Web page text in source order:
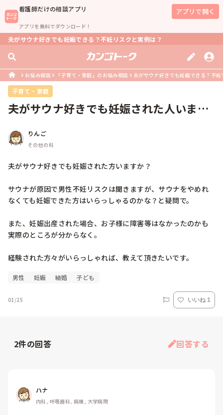
看護師だけの相談アプリ
アプリを無料でダウンロード！
アプリで開く
夫がサウナ好きでも妊娠できる？不妊リスクと実例は？
お悩み相談 「子育て・家庭」のお悩み相談 夫がサウナ好きでも妊娠できる？不
子育て・家庭
夫がサウナ好きでも妊娠された人います
りんご
その他の科
夫がサウナ好きでも妊娠された方いますか？
サウナが原因で男性不妊リスクは聞きますが、サウナをやめれ
なくても妊娠できた方はいらっしゃるのかな？と疑問で。
また、妊娠出産された場合、お子様に障害等はなかったのかも
実際のところが分からなく。
経験された方々がいらっしゃれば、教えて頂きたいです。
男性 妊娠 結婚 子ども
01/25 いいね 1
2件の回答 回答する
ハナ
内科, 呼吸器科, 病棟, 大学病院